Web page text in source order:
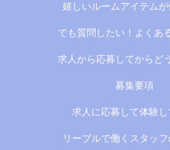
嬉しいルームアイテムが
でも質問したい！よくあ
求人から応募してからど
募集要項
求人に応募して体験し
リーブルで働くスタッ